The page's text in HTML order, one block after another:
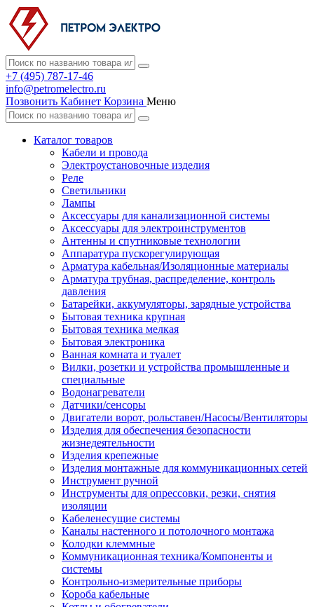
+7 (495) 787-17-46
info@petromelectro.ru
Позвонить Кабинет Корзина Меню
Каталог товаров
Кабели и провода
Электроустановочные изделия
Реле
Светильники
Лампы
Аксессуары для канализационной системы
Аксессуары для электроинструментов
Антенны и спутниковые технологии
Аппаратура пускорегулирующая
Арматура кабельная/Изоляционные материалы
Арматура трубная, распределение, контроль
давления
Батарейки, аккумуляторы, зарядные устройства
Бытовая техника крупная
Бытовая техника мелкая
Бытовая электроника
Ванная комната и туалет
Вилки, розетки и устройства промышленные и
специальные
Водонагреватели
Датчики/сенсоры
Двигатели ворот, рольставен/Насосы/Вентиляторы
Изделия для обеспечения безопасности
жизнедеятельности
Изделия крепежные
Изделия монтажные для коммуникационных сетей
Инструмент ручной
Инструменты для опрессовки, резки, снятия
изоляции
Кабеленесущие системы
Каналы настенного и потолочного монтажа
Колодки клеммные
Коммуникационная техника/Компоненты и
системы
Контрольно-измерительные приборы
Короба кабельные